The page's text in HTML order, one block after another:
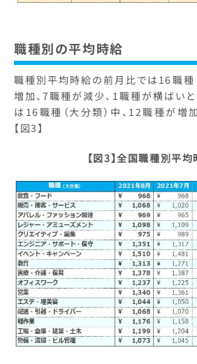
職種別の平均時給
職種別平均時給の前月比では16職種
増加、7職種が減少、1職種が横ばい
は16職種（大分類）中、12職種が増
【図3】
【図3】全国職種別平